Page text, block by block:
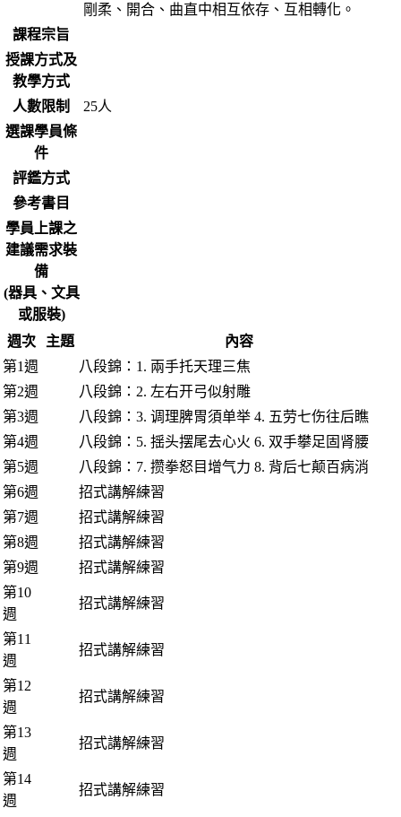
剛柔、開合、曲直中相互依存、互相轉化。
課程宗旨
授課方式及
教學方式
人數限制
25人
選課學員條
件
評鑑方式
參考書目
學員上課之
建議需求裝
備
(器具、文具
或服裝)
週次
主題
內容
第1週
八段錦：1. 兩手托天理三焦
第2週
八段錦：2. 左右开弓似射雕
第3週
八段錦：3. 调理脾胃須单举 4. 五劳七伤往后瞧
第4週
八段錦：5. 揺头摆尾去心火 6. 双手攀足固肾腰
第5週
八段錦：7. 攒拳怒目增气力 8. 背后七颠百病消
第6週
招式講解練習
第7週
招式講解練習
第8週
招式講解練習
第9週
招式講解練習
第10
週
招式講解練習
第11
週
招式講解練習
第12
週
招式講解練習
第13
週
招式講解練習
第14
週
招式講解練習